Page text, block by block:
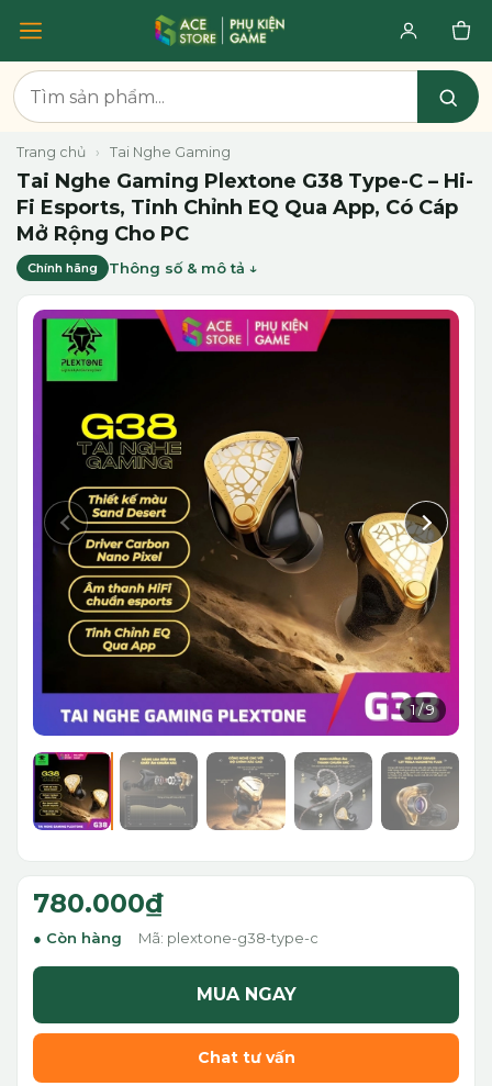
Trang chủ › Tai Nghe Gaming
Tai Nghe Gaming Plextone G38 Type-C – Hi-
Fi Esports, Tinh Chỉnh EQ Qua App, Có Cáp
Mở Rộng Cho PC
Chính hãng Thông số & mô tả
1/9
780.000₫
Còn hàng Mã: plextone-g38-type-c
MUA NGAY
Chat tư vấn